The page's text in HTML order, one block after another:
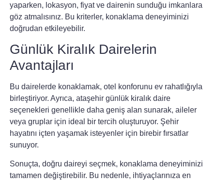
yaparken, lokasyon, fiyat ve dairenin sunduğu imkanlara
göz atmalısınız. Bu kriterler, konaklama deneyiminizi
doğrudan etkileyebilir.
Günlük Kiralık Dairelerin
Avantajları
Bu dairelerde konaklamak, otel konforunu ev rahatlığıyla
birleştiriyor. Ayrıca, ataşehir günlük kiralık daire
seçenekleri genellikle daha geniş alan sunarak, aileler
veya gruplar için ideal bir tercih oluşturuyor. Şehir
hayatını içten yaşamak isteyenler için birebir fırsatlar
sunuyor.
Sonuçta, doğru daireyi seçmek, konaklama deneyiminizi
tamamen değiştirebilir. Bu nedenle, ihtiyaçlarınıza en